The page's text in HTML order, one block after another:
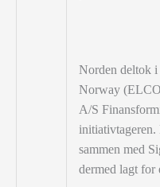
Norden deltok i
Norway
A/S
sammen med
dermed lagt for